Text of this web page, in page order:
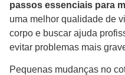
passos essenciais para
uma melhor qualidade de
corpo e buscar ajuda
evitar problemas mais
Pequenas mudanças no